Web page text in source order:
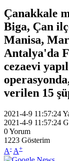
Çanakkale
Biga, Çan
Manisa,
Antalya'da
cezaevi
verilen 15
2021-4-9 11:57:24
2021-4-9 11:57:24
0Yorum
1223 Gösterim
A- A+